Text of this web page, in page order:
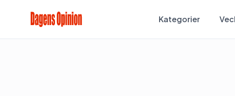
Kategorier